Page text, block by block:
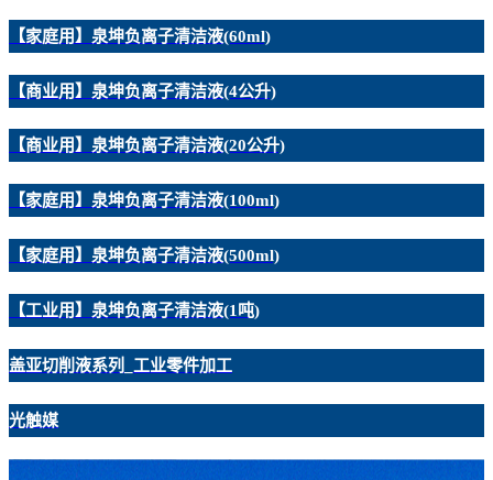
【家庭用】泉坤负离子清洁液(60ml)
【商业用】泉坤负离子清洁液(4公升)
【商业用】泉坤负离子清洁液(20公升)
【家庭用】泉坤负离子清洁液(100ml)
【家庭用】泉坤负离子清洁液(500ml)
【工业用】泉坤负离子清洁液(1吨)
盖亚切削液系列_工业零件加工
光触媒